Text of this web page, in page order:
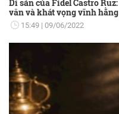
Di sản của Fidel Castro
văn và khát vọng vĩnh hằng
15:49 09/06/2022